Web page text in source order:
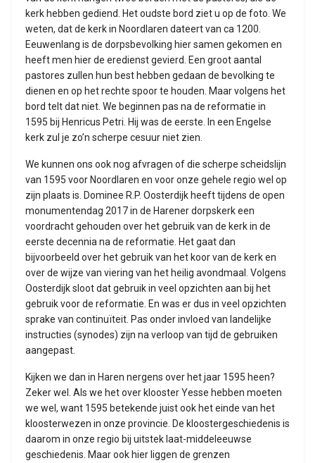
kerk hebben gediend. Het oudste bord ziet u op de foto. We
weten, dat de kerk in Noordlaren dateert van ca 1200.
Eeuwenlang is de dorpsbevolking hier samen gekomen en
heeft men hier de eredienst gevierd. Een groot aantal
pastores zullen hun best hebben gedaan de bevolking te
dienen en op het rechte spoor te houden. Maar volgens het
bord telt dat niet. We beginnen pas na de reformatie in
1595 bij Henricus Petri. Hij was de eerste. In een Engelse
kerk zul je zo’n scherpe cesuur niet zien.
We kunnen ons ook nog afvragen of die scherpe scheidslijn
van 1595 voor Noordlaren en voor onze gehele regio wel op
zijn plaats is. Dominee R.P. Oosterdijk heeft tijdens de open
monumentendag 2017 in de Harener dorpskerk een
voordracht gehouden over het gebruik van de kerk in de
eerste decennia na de reformatie. Het gaat dan
bijvoorbeeld over het gebruik van het koor van de kerk en
over de wijze van viering van het heilig avondmaal. Volgens
Oosterdijk sloot dat gebruik in veel opzichten aan bij het
gebruik voor de reformatie. En was er dus in veel opzichten
sprake van continuïteit. Pas onder invloed van landelijke
instructies (synodes) zijn na verloop van tijd de gebruiken
aangepast.
Kijken we dan in Haren nergens over het jaar 1595 heen?
Zeker wel. Als we het over klooster Yesse hebben moeten
we wel, want 1595 betekende juist ook het einde van het
kloosterwezen in onze provincie. De kloostergeschiedenis is
daarom in onze regio bij uitstek laat-middeleeuwse
geschiedenis. Maar ook hier liggen de grenzen